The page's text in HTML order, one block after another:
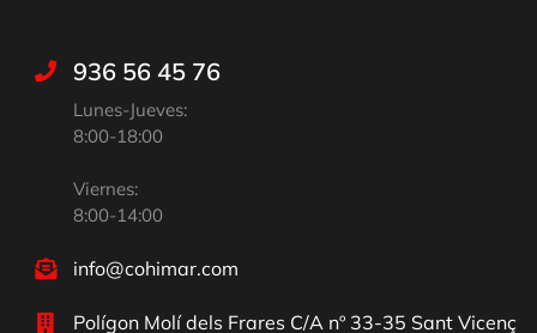
936 56 45 76
Lunes-Jueves:
8:00-18:00
Viernes:
8:00-14:00
info@cohimar.com
Polígon Molí dels Frares C/A nº 33-35 Sant Vicenç